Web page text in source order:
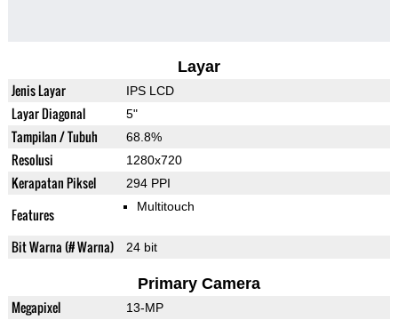
Layar
Jenis Layar IPS LCD
Layar Diagonal 5"
Tampilan / Tubuh 68.8%
Resolusi 1280x720
Kerapatan Piksel 294 PPI
Features Multitouch
Bit Warna (# Warna) 24 bit
Primary Camera
Megapixel 13-MP